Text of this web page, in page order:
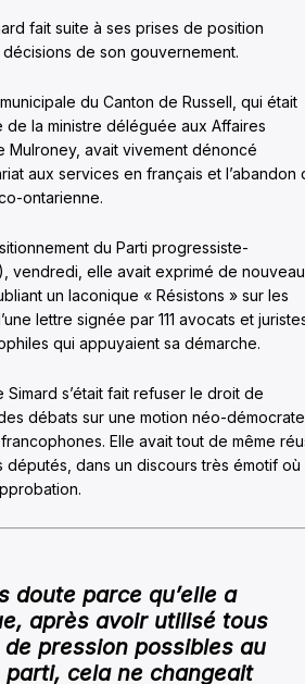
fait suite à ses prises de position
de son gouvernement.
du Canton de Russell, qui était
de la ministre déléguée aux Affaires
Mulroney, avait vivement dénoncé
aux services en français et l’abandon
ontarienne.
du Parti progressiste-
vendredi, elle avait exprimé de nouveau
un laconique « Résistons » sur les
lettre signée par 111 avocats et
qui appuyaient sa démarche.
Simard s’était fait refuser le droit de
débats sur une motion néo-démocrate
Elle avait tout de même
députés, dans un discours très émotif où
doute parce qu’elle a
après avoir utilisé tous
pression possibles au
parti, cela ne changeait